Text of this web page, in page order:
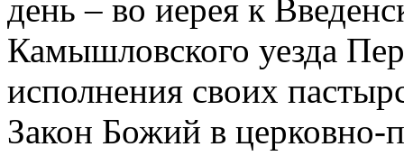
день – во иерея к
Камышловского уезда
исполнения своих
Закон Божий в церковно-